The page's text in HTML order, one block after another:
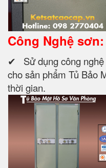
Công Nghệ sơn:
✔ Sử dụng công nghệ
cho sản phẩm Tủ Bảo
thời gian.